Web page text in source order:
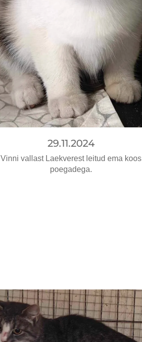
29.11.2024
Vinni vallast Laekverest leitud ema koos
poegadega.